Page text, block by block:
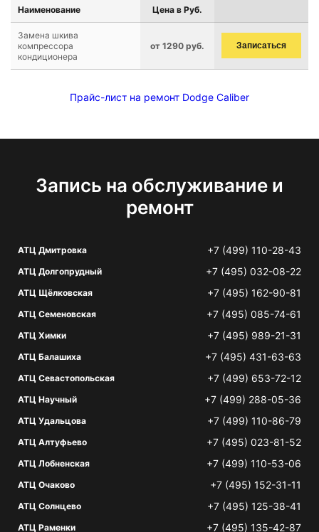
Наименование Цена в Руб.
Замена шкива
компрессора
кондиционера
от 1290 руб. Записаться
Прайс-лист на ремонт Dodge Caliber
Запись на обслуживание и
ремонт
АТЦ Дмитровка +7 (499) 110-28-43
АТЦ Долгопрудный +7 (495) 032-08-22
АТЦ Щёлковская +7 (495) 162-90-81
АТЦ Семеновская +7 (495) 085-74-61
АТЦ Химки +7 (495) 989-21-31
АТЦ Балашиха +7 (495) 431-63-63
АТЦ Севастопольская +7 (499) 653-72-12
АТЦ Научный +7 (499) 288-05-36
АТЦ Удальцова +7 (499) 110-86-79
АТЦ Алтуфьево +7 (495) 023-81-52
АТЦ Лобненская +7 (499) 110-53-06
АТЦ Очаково +7 (495) 152-31-11
АТЦ Солнцево +7 (495) 125-38-41
АТЦ Раменки +7 (495) 135-42-87